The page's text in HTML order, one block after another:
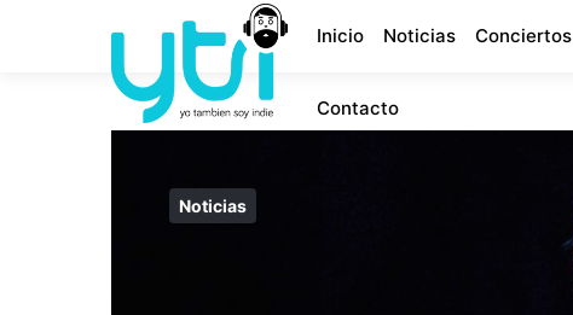
Inicio Noticias Conciertos
Contacto
Noticias